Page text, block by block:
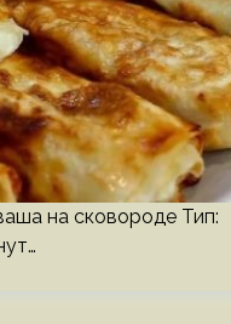
на сковороде Тип: